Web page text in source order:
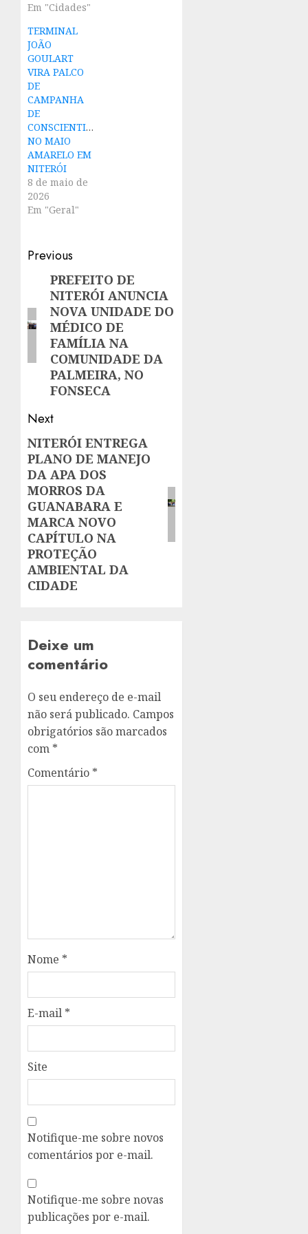
Em "Cidades"
TERMINAL
JOÃO
GOULART
VIRA PALCO
DE
CAMPANHA
DE
CONSCIENTIZAÇÃO
NO MAIO
AMARELO EM
NITERÓI
8 de maio de
2026
Em "Geral"
Post
navigation
Previous
Previous
post:
PREFEITO DE
NITERÓI ANUNCIA
NOVA UNIDADE DO
MÉDICO DE
FAMÍLIA NA
COMUNIDADE DA
PALMEIRA, NO
FONSECA
Next
Next
post:
NITERÓI ENTREGA
PLANO DE MANEJO
DA APA DOS
MORROS DA
GUANABARA E
MARCA NOVO
CAPÍTULO NA
PROTEÇÃO
AMBIENTAL DA
CIDADE
Deixe um
comentário
O seu endereço de e-mail
não será publicado. Campos
obrigatórios são marcados
com *
Comentário *
Nome *
E-mail *
Site
Notifique-me sobre novos
comentários por e-mail.
Notifique-me sobre novas
publicações por e-mail.